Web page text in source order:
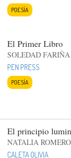
POESÍA
El Primer Libro
SOLEDAD FARIÑA
PEN PRESS
POESÍA
El principio
NATALIA ROMERO
CALETA OLIVIA